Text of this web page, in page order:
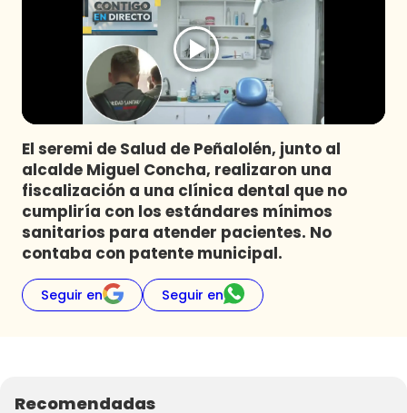
El seremi de Salud de Peñalolén, junto al
alcalde Miguel Concha, realizaron una
fiscalización a una clínica dental que no
cumpliría con los estándares mínimos
sanitarios para atender pacientes. No
contaba con patente municipal.
Seguir en Seguir en
Recomendadas
Programas
Club De La Comedia
Contigo en Directo
Plan Perfecto
El Tiempo
Sabingo
Todos Los Programas